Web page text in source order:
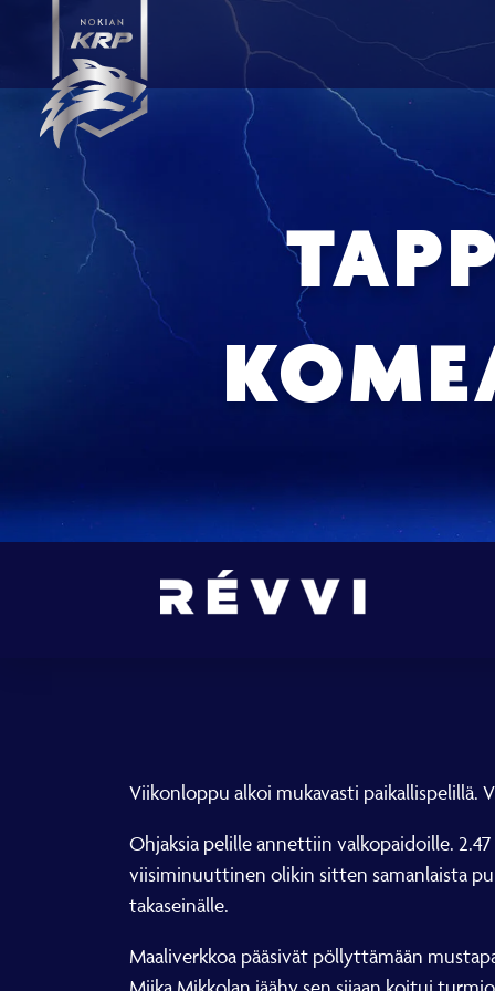
Viikonloppu alkoi mukavasti paikallispelillä.
Ohjaksia pelille annettiin valkopaidoille.
viisiminuuttinen olikin sitten samanlaista
takaseinälle.
Maaliverkkoa pääsivät pöllyttämään